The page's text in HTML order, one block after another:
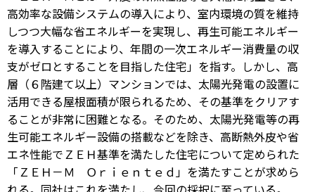
高効率な設備システムの導入により、室内環境の質を維持
しつつ大幅な省エネルギーを実現し、再生可能エネルギー
を導入することにより、年間の一次エネルギー消費量の収
支がゼロとすることを目指した住宅」を指す。しかし、高
層（６階建て以上）マンションでは、太陽光発電の設置に
活用できる屋根面積が限られるため、その基準をクリアす
ることが非常に困難となる。そのため、太陽光発電等の再
生可能エネルギー設備の搭載などを除き、高断熱外皮や省
エネ性能でＺＥＨ基準を満たした住宅について定められた
「ＺＥＨ－Ｍ Ｏｒｉｅｎｔｅｄ」を満たすことが求めら